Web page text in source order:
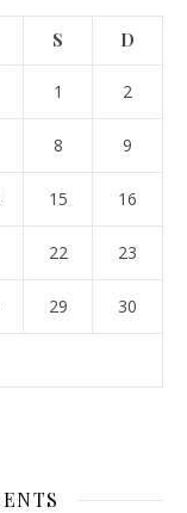
S D
1 2
8 9
15 16
22 23
29 30